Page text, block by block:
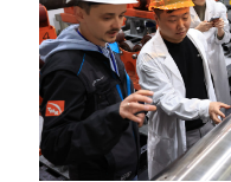
с
разработчиками
технологий